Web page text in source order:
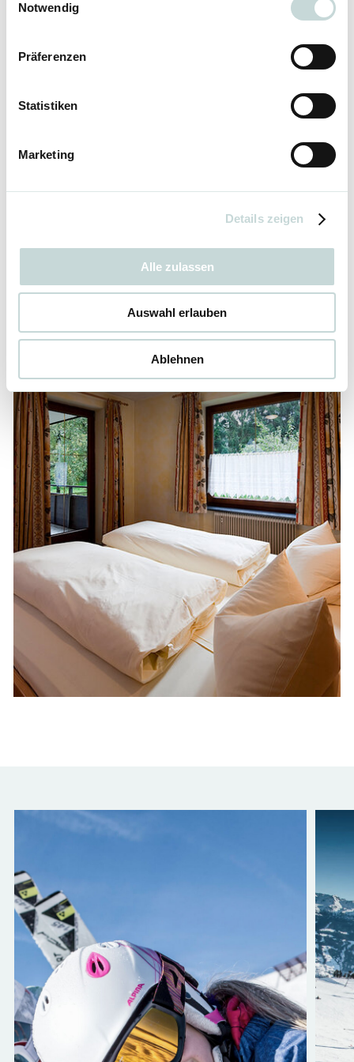
Notwendig
Präferenzen
Statistiken
Marketing
Details zeigen
Alle zulassen
Auswahl erlauben
Ablehnen